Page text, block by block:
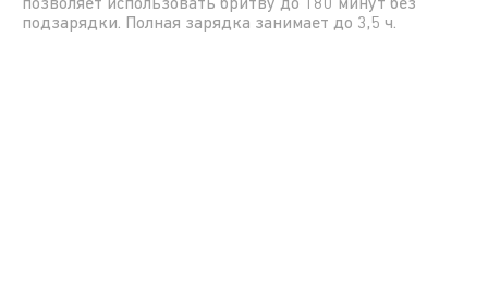
позволяет использовать бритву до 180 минут без
подзарядки. Полная зарядка занимает до 3,5 ч.